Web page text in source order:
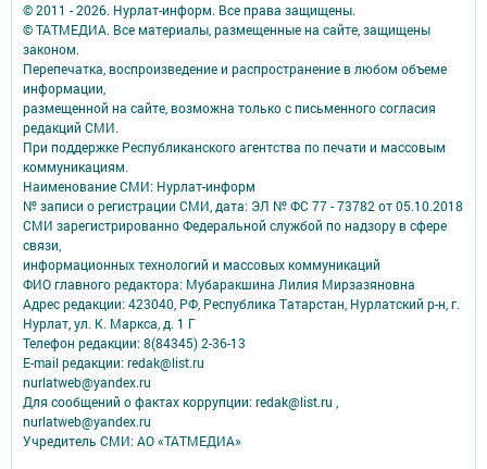
© 2011 - 2026. Нурлат-⁠информ. Все права защищены.
© ТАТМЕДИА. Все материалы, размещенные на сайте, защищены
законом.
Перепечатка, воспроизведение и распространение в любом объеме
информации,
размещенной на сайте, возможна только с письменного согласия
редакций СМИ.
При поддержке Республиканского агентства по печати и массовым
коммуникациям.
Наименование СМИ: Нурлат-⁠информ
№ записи о регистрации СМИ, дата: ЭЛ № ФС 77 -⁠ 73782 от 05.10.2018
СМИ зарегистрированно Федеральной службой по надзору в сфере
связи,
информационных технологий и массовых коммуникаций
ФИО главного редактора: Мубаракшина Лилия Мирзазяновна
Адрес редакции: 423040, РФ, Республика Татарстан, Нурлатский р-н, г.
Нурлат, ул. К. Маркса, д. 1 Г
Телефон редакции: 8(84345) 2-36-13
E-mail редакции: redak@list.ru
nurlatweb@yandex.ru
Для сообщений о фактах коррупции: redak@list.ru ,
nurlatweb@yandex.ru
Учредитель СМИ: АО «ТАТМЕДИА»